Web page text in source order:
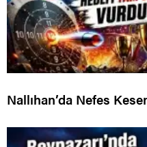
Nallıhan’da Nefes